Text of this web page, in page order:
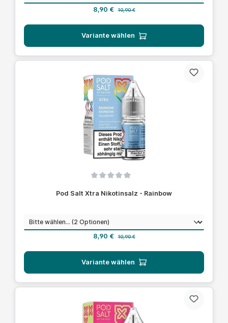
Verkaufspreis:
8,90 € Regulärer Preis:
10,90 €
Variante wählen
Pod Salt Xtra Nikotinsalz - Rainbow
Nikotinstärkeauswählen
Verkaufspreis:
8,90 € 10,90 €
Variante wählen